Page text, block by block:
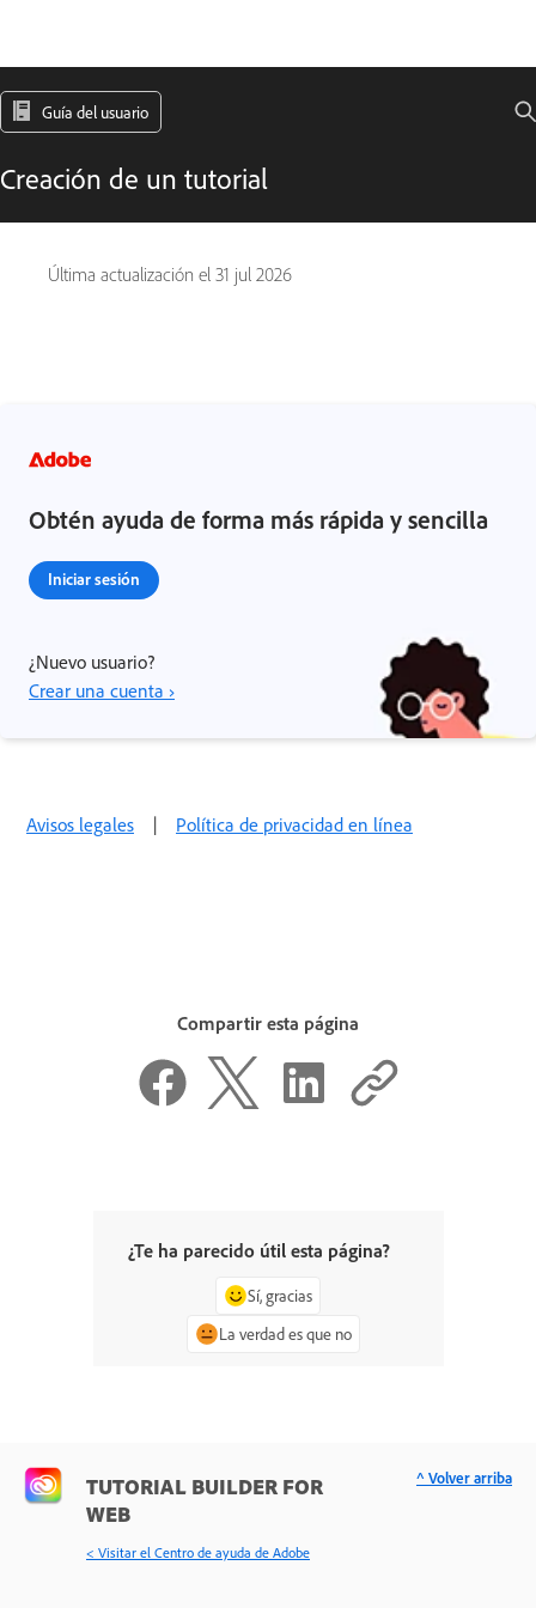
Guía del usuario
Creación de un tutorial
Última actualización el 31 jul 2026
Obtén ayuda de forma más rápida y sencilla
Iniciar sesión
¿Nuevo usuario?
Crear una cuenta ›
Avisos legales | Política de privacidad en línea
Compartir esta página
¿Te ha parecido útil esta página?
Sí, gracias
La verdad es que no
TUTORIAL BUILDER FOR
WEB
< Visitar el Centro de ayuda de Adobe
^ Volver arriba